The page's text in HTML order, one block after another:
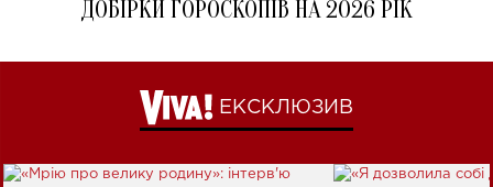
ДОБІРКИ ГОРОСКОПІВ НА 2026 РІК
ЕКСКЛЮЗИВ